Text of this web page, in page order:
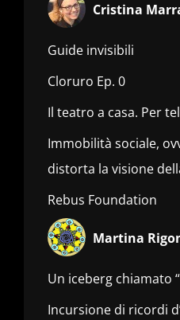
Cristina
Guide invisibili
Cloruro Ep. 0
Il teatro a casa. Per
Immobilità sociale,
distorta la visione
Rebus Foundation
Martina
Un iceberg chiamato
Incursione di ricordi